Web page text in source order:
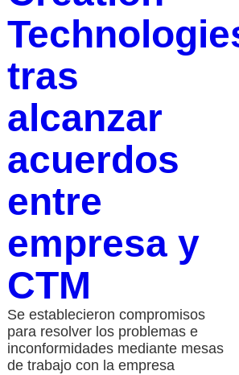
tras
alcanzar
acuerdos
entre
empresa y
CTM
Se establecieron compromisos
para resolver los problemas e
inconformidades mediante mesas
de trabajo con la empresa